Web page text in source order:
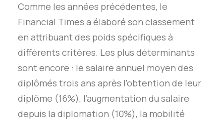
Comme les années précédentes, le
Financial Times a élaboré son classement
en attribuant des poids spécifiques à
différents critères. Les plus déterminants
sont encore : le salaire annuel moyen des
diplômés trois ans après l’obtention de leur
diplôme (16%), l’augmentation du salaire
depuis la diplomation (10%), la mobilité